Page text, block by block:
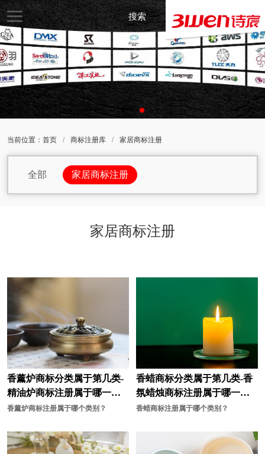
搜索
当前位置： 首页 / 商标注册库 / 家居商标注册
全部 家居商标注册
办公家具商标注册 办公设备商标注册
宠物用品商标注册
茶具商标注册
灯商标注册 店商标注册
电子产品商标注册 电动工具商标注册
电池商标注册 服装商标注册
罐头商标注册 糕点商标注册
家居商标注册
香薰炉商标分类属于第几类-
精油炉商标注册属于哪一
类？
香薰炉商标注册属于哪个类别？
香蜡商标分类属于第几类-香
氛蜡烛商标注册属于哪一
类？
香蜡商标注册属于哪个类别？